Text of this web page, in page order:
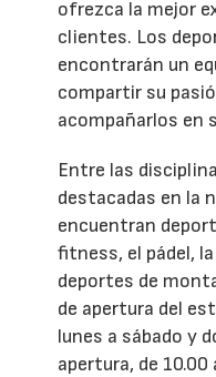
ofrezca la mejor
clientes. Los
encontrarán un
compartir su
acompañarlos en
Entre las
destacadas en la
encuentran
fitness, el pádel,
deportes de
de apertura del
lunes a sábado y
apertura, de 10.00